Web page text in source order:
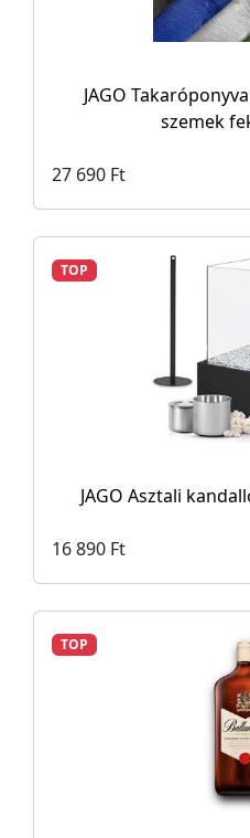
JAGO
szemek
27 690 Ft
TOP
JAGO Asztali
16 890 Ft
TOP